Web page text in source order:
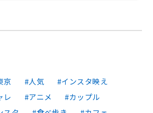
京 人気
インスタ映え
レ アニメ
カップル